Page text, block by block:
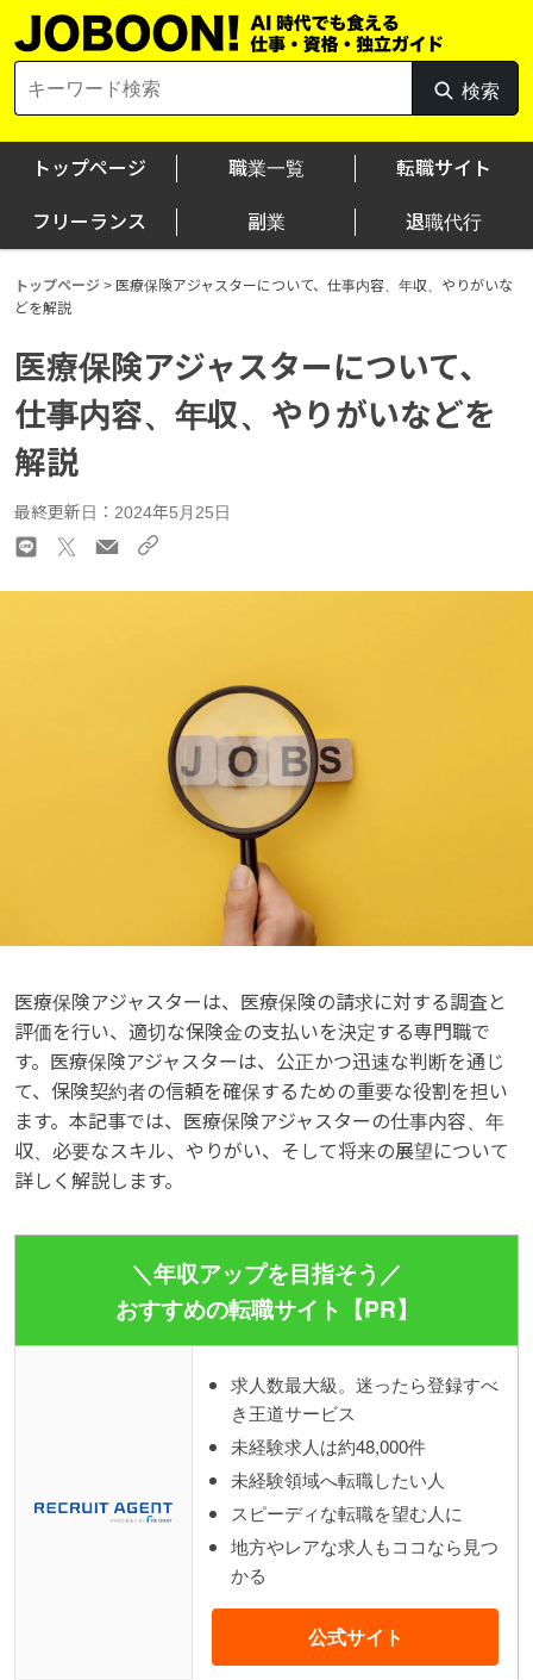
Skip
to
for:
検索
検
索
トップページ 職業一覧 転職サイト
フリーランス 副業 退職代行
トップページ > 医療保険アジャスターについて、仕事内容、年収、やりがいな
どを解説
医療保険アジャスターについて、
仕事内容、年収、やりがいなどを
解説
最終更新日：2024年5月25日
医療保険アジャスターは、医療保険の請求に対する調査と
評価を行い、適切な保険金の支払いを決定する専門職で
す。医療保険アジャスターは、公正かつ迅速な判断を通じ
て、保険契約者の信頼を確保するための重要な役割を担い
ます。本記事では、医療保険アジャスターの仕事内容、年
収、必要なスキル、やりがい、そして将来の展望について
詳しく解説します。
＼年収アップを目指そう／
おすすめの転職サイト【PR】
求人数最大級。迷ったら登録すべ
き王道サービス
未経験求人は約48,000件
未経験領域へ転職したい人
スピーディな転職を望む人に
地方やレアな求人もココなら見つ
かる
公式サイト